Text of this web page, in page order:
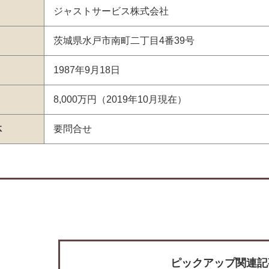
ジャストサービス株式会社
茨城県水戸市南町二丁目4番39号
1987年9月18日
8,000万円（2019年10月現在）
要問合せ
ピックアップ関連